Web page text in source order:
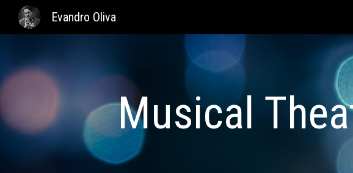
Evandro Oliva
Musical